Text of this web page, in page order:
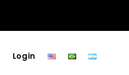
Login